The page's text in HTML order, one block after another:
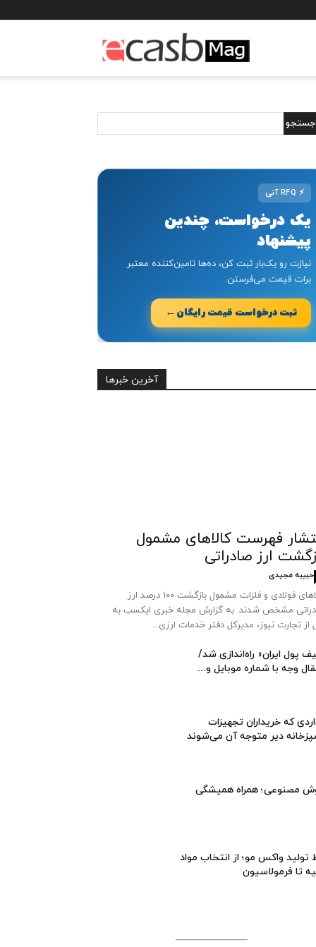
⚡
یک درخواست، چندین
پیشنهاد
نیازت رو یک‌بار ثبت کن، ده‌ها تامین‌کننده معتبر
برات قیمت می‌فرستن.
ثبت درخواست قیمت رایگان ←
آخرین خبرها
فهرست کالاهای مشمول
ارز صادراتی
حبیبه مجیدی
کالاهای فولادی و فلزات مشمول بازگشت 100 درصد ارز
مشخص شدند. به گزارش مجله خبری ایکسب به
از تجارت نیوز، مدیرکل دفتر خدمات ارزی...
پول ایران» راه‌اندازی شد/
وجه با شماره موبایل و...
که خریداران تجهیزات
دیر متوجه آن می‌شوند
مصنوعی؛ همراه همیشگی
تولید واکس مو؛ از انتخاب مواد
تا فرمولاسیون